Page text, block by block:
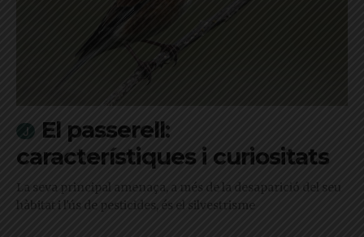
El passerell:
característiques i curiositats
La seva principal amenaça, a més de la desaparició del seu
hàbitat i l'ús de pesticides, és el silvestrisme